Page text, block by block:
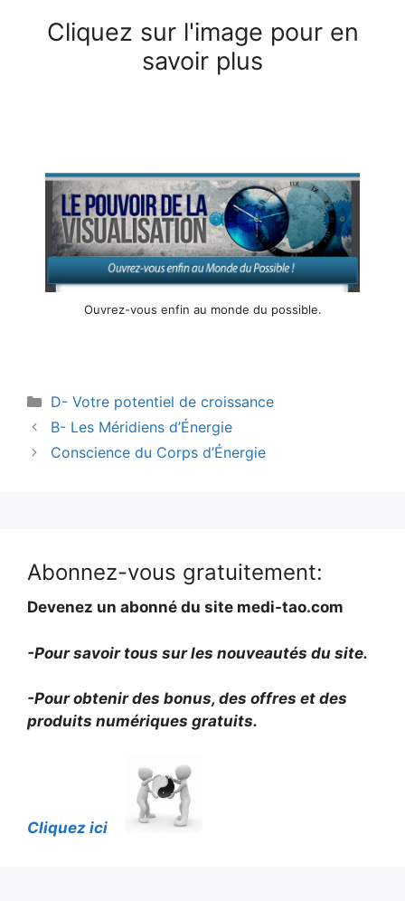
Cliquez sur l'image pour en
savoir plus
Ouvrez-vous enfin au monde du possible.
Catégories
D- Votre potentiel de croissance
B- Les Méridiens d’Énergie
Conscience du Corps d’Énergie
Abonnez-vous gratuitement:
Devenez un abonné du site medi-tao.com
-Pour savoir tous sur les nouveautés du site.
-Pour obtenir des bonus, des offres et des
produits numériques gratuits.
Cliquez ici